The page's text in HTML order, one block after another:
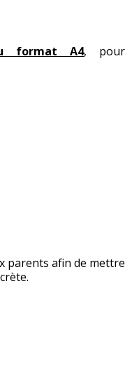
format A4, pour
parents afin de mettre